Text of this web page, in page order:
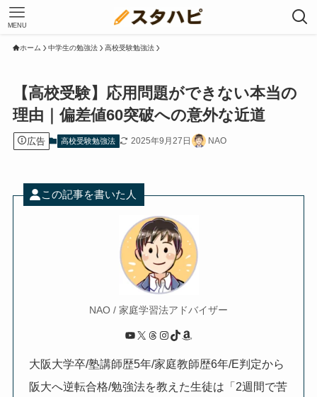
MENU
ホーム 中学生の勉強法 高校受験勉強法
【高校受験】応用問題ができない本当の
理由｜偏差値60突破への意外な近道
広告 高校受験勉強法 2025年9月27日 NAO
この記事を書いた人
NAO / 家庭学習法アドバイザー
YouTube
X Threads
Instagram
TikTokAmazon
大阪大学卒/塾講師歴5年/家庭教師歴6年/E判定から
阪大へ逆転合格/勉強法を教えた生徒は「2週間で苦